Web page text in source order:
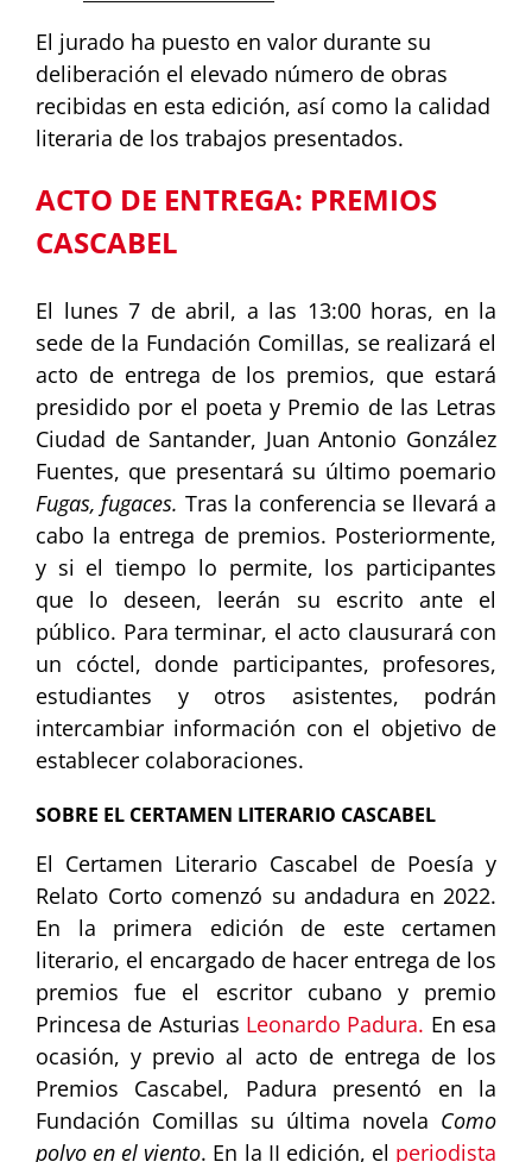
El jurado ha puesto en valor durante su
deliberación el elevado número de obras
recibidas en esta edición, así como la calidad
literaria de los trabajos presentados.
ACTO DE ENTREGA: PREMIOS
CASCABEL
El lunes 7 de abril, a las 13:00 horas, en la
sede de la Fundación Comillas, se realizará el
acto de entrega de los premios, que estará
presidido por el poeta y Premio de las Letras
Ciudad de Santander, Juan Antonio González
Fuentes, que presentará su último poemario
Fugas, fugaces. Tras la conferencia se llevará a
cabo la entrega de premios. Posteriormente,
y si el tiempo lo permite, los participantes
que lo deseen, leerán su escrito ante el
público. Para terminar, el acto clausurará con
un cóctel, donde participantes, profesores,
estudiantes y otros asistentes, podrán
intercambiar información con el objetivo de
establecer colaboraciones.
SOBRE EL CERTAMEN LITERARIO CASCABEL
El Certamen Literario Cascabel de Poesía y
Relato Corto comenzó su andadura en 2022.
En la primera edición de este certamen
literario, el encargado de hacer entrega de los
premios fue el escritor cubano y premio
Princesa de Asturias Leonardo Padura. En esa
ocasión, y previo al acto de entrega de los
Premios Cascabel, Padura presentó en la
Fundación Comillas su última novela Como
polvo en el viento. En la II edición, el periodista